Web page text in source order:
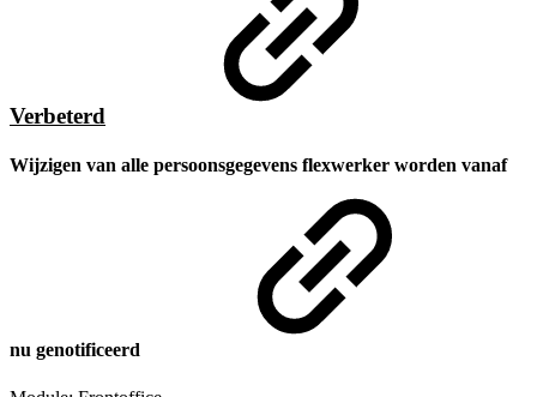
Verbeterd
Wijzigen van alle persoonsgegevens flexwerker worden vanaf
nu genotificeerd